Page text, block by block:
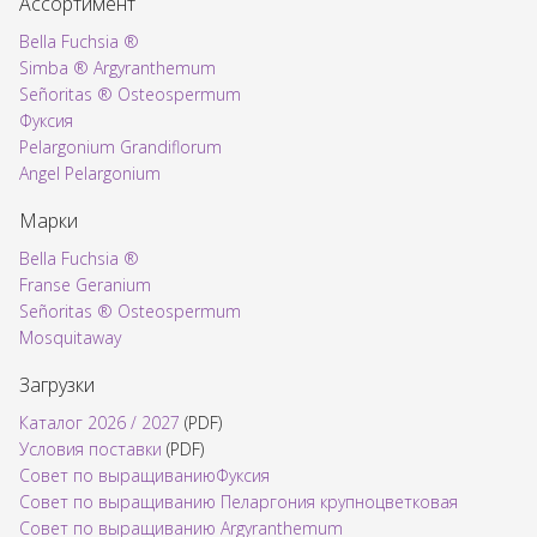
Bella Fuchsia ®
Simba ® Argyranthemum
Señoritas ® Osteospermum
Фуксия
Pelargonium Grandiflorum
Angel Pelargonium
Марки
Bella Fuchsia ®
Franse Geranium
Señoritas ® Osteospermum
Mosquitaway
Загрузки
Каталог 2026 / 2027 (PDF)
Условия поставки (PDF)
Совет по выращиваниюФуксия
Совет по выращиванию Пеларгония крупноцветковая
Совет по выращиванию Argyranthemum